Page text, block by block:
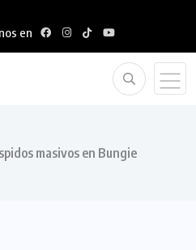
en
masivos en Bungie